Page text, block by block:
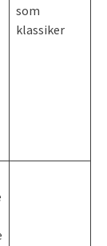
som
klassiker